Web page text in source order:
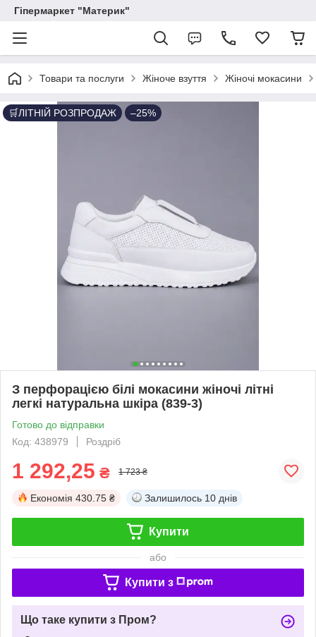
Гіпермаркет "Материк"
Товари та послуги Жіноче взуття Жіночі мокасини
🛒ЛІТНІЙ РОЗПРОДАЖ –25%
З перфорацією білі мокасини жіночі літні
легкі натуральна шкіра (839-3)
Готово до відправки
Код: 438979
Роздріб
1 292,25 ₴ 1 723 ₴
Економія 430.75 ₴ Залишилось 10 днів
Купити
або
Купити з
Що таке купити з Пром?